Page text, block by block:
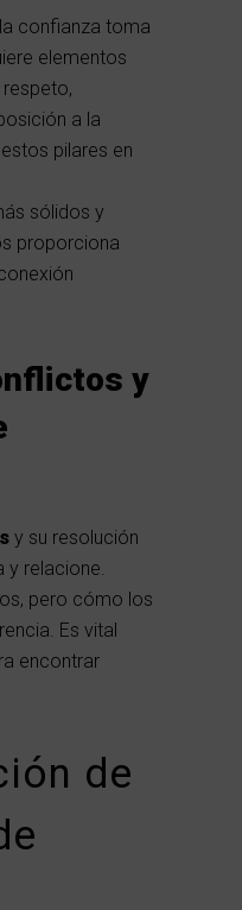
confianza toma
elementos
respeto,
a la
pilares en
sólidos y
proporciona
y
y su resolución
y relacione.
pero cómo los
Es vital
encontrar
de